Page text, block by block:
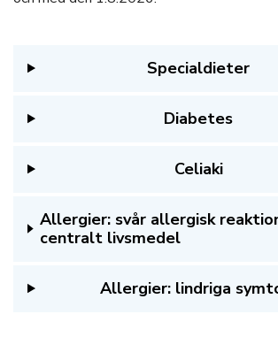
Specialdieter
Diabetes
Celiaki
Allergier: svår allergisk
centralt livsmedel
Allergier: lindriga